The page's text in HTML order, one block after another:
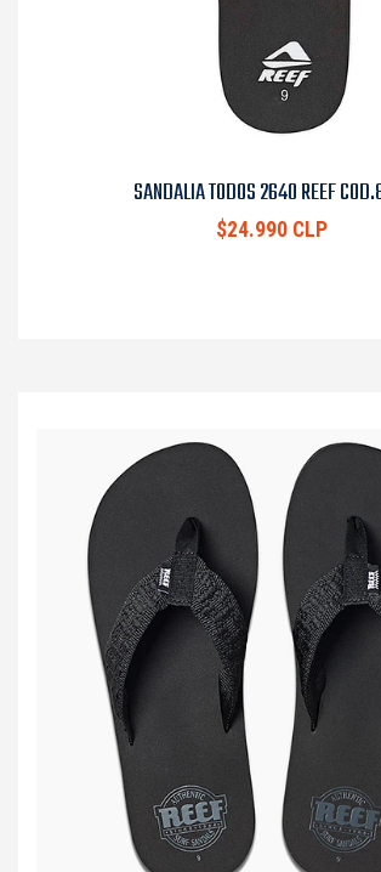
SANDALIA TODOS 2640 REEF
$24.990 CLP